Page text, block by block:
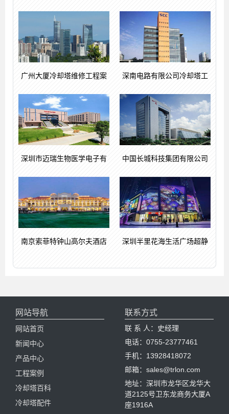
广州大厦冷却塔维修工程案 深南电路有限公司冷却塔工
深圳市迈瑞生物医学电子有 中国长城科技集团有限公司
南京索菲特钟山高尔夫酒店 深圳半里花海生活广场超静
网站导航
网站首页
新闻中心
产品中心
工程案例
冷却塔百科
冷却塔配件
联系方式
联 系 人：史经理
电话：0755-23777461
手机：13928418072
邮箱：sales@trlon.com
地址：深圳市龙华区龙华大
道2125号卫东龙商务大厦A
座1916A